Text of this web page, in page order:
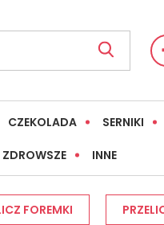
CZEKOLADA SERNIKI
ZDROWSZE INNE
FOREMKI